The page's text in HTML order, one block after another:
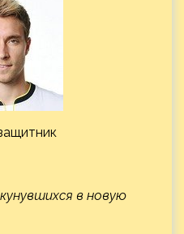
в новую